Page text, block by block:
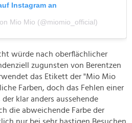
Instagram an
Mio Mio (@miomio_official)
würde nach oberflächlicher
zugunsten von Berentzen
das Etikett der "Mio Mio
Farben, doch das Fehlen einer
klar anders aussehende
die abweichende Farbe der